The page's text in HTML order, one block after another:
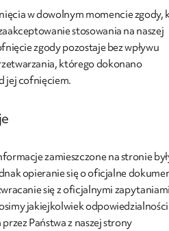
w dowolnym momencie zgody,
stosowania na naszej
zgody pozostaje bez wpływu
którego dokonano
jej cofnięciem.
zamieszczone na stronie
opieranie się o oficjalne
się z oficjalnymi
jakiejkolwiek odpowiedzialności
Państwa z naszej strony